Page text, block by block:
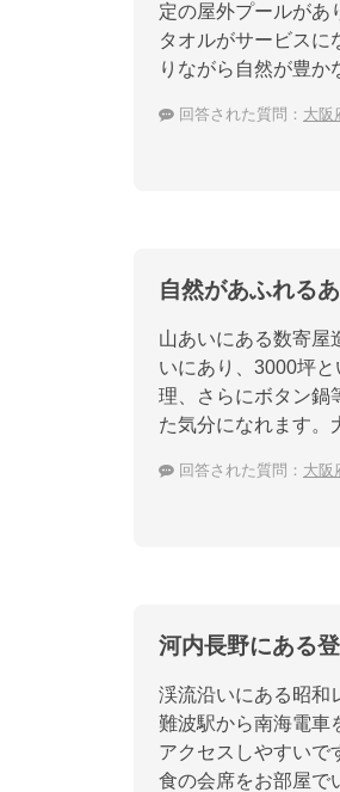
定の屋外プールがあ
タオルがサービスに
りながら自然が豊か
回答された質問： 大阪
自然があふれる
山あいにある数寄屋
いにあり、3000坪
理、さらにボタン鍋
た気分になれます。
回答された質問： 大阪
河内長野にある
渓流沿いにある昭和
難波駅から南海電車
アクセスしやすいで
食の会席をお部屋で